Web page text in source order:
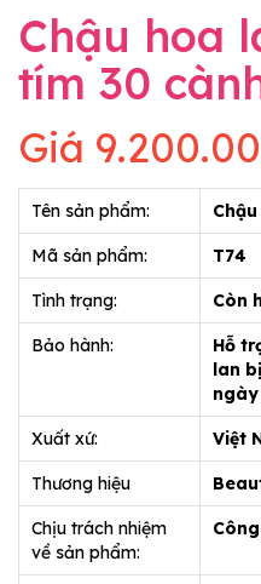
Chậu hoa
tím 30
Giá
Tên sản phẩm:
Mã sản phẩm: T74
Tình trạng: Còn
Bảo hành:
Hỗ
lan
Xuất xứ: Việt
Thương hiệu
Chịu trách nhiệm
về sản phẩm: